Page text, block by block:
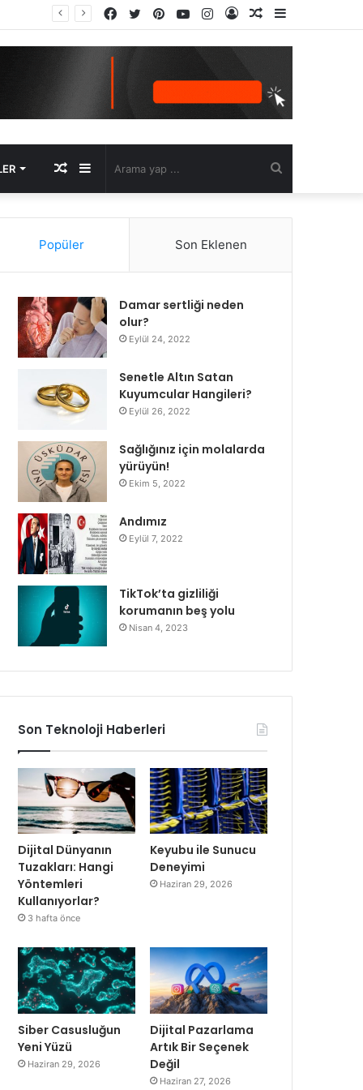
Kenar
Rastgele
Kayıt
Instagram
YouTube
Pinterest
Twitter
Facebook
yap
Kenar
Bölmesi
Rastgele
Makale
Popüler Son Eklenen
Damar sertliği neden
olur?
Eylül 24, 2022
Senetle Altın Satan
Kuyumcular Hangileri?
Eylül 26, 2022
Sağlığınız için molalarda
yürüyün!
Ekim 5, 2022
Andımız
Eylül 7, 2022
TikTok’ta gizliliği
korumanın beş yolu
Nisan 4, 2023
Son Teknoloji Haberleri
Dijital Dünyanın
Tuzakları: Hangi
Yöntemleri
Kullanıyorlar?
3 hafta önce
Keyubu ile Sunucu
Deneyimi
Haziran 29, 2026
Siber Casusluğun
Yeni Yüzü
Haziran 29, 2026
Dijital Pazarlama
Artık Bir Seçenek
Değil
Haziran 27, 2026